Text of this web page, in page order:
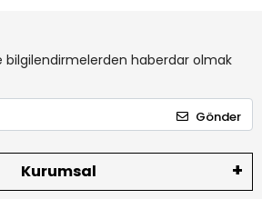
bilgilendirmelerden haberdar olmak
Gönder
Kurumsal